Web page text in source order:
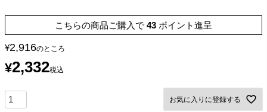
こちらの商品ご購入で 43 ポイント進呈
¥2,916のところ
¥2,332税込
お気に入りに登録する